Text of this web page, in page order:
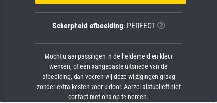
Scherpheid afbeelding:PERFECT
Mocht u aanpassingen in de helderheid en kleur
wensen, of een aangepaste uitsnede van de
afbeelding, dan voeren wij deze wijzigingen graag
zonder extra kosten voor u door. Aarzel alstublieft niet
contact met ons op te nemen.